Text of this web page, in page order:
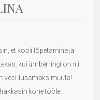
et kooli lõpetamine ja
kui ümberringi on nii
veel ilusamaks muuta!
kohe tööle.